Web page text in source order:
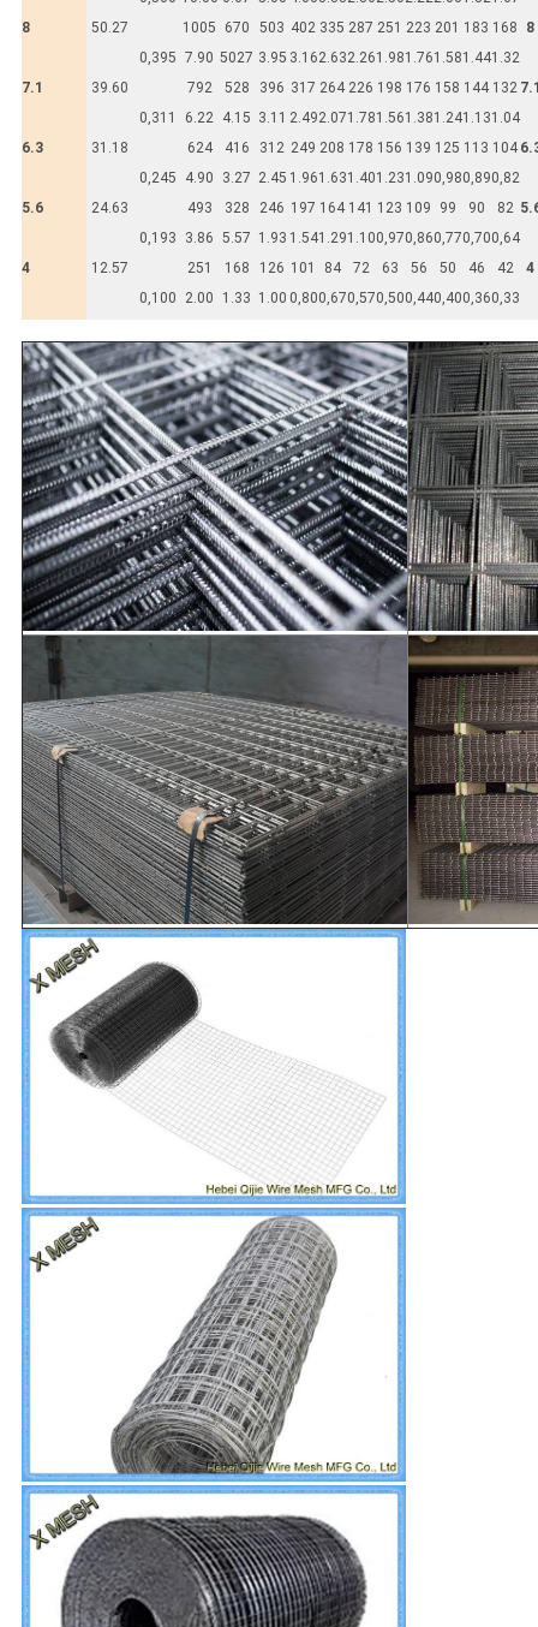
8
50.27 1005 670 503 402 335 287 251 223 201 183 168
8
0,395
7.90 5027 3.95 3.162.632.261.981.761.581.441.32
7.1
39.60 792 528 396 317 264 226 198 176 158 144 132
0,311
6.22 4.15 3.11 2.492.071.781.561.381.241.131.04
6.3
31.18 624 416 312 249 208 178 156 139 125 113 104
0,245
4.90 3.27 2.45 1.961.631.401.231.090,980,890,82
5.6
24.63 493 328 246 197 164 141 123 109 99 90 82
0,193
3.86 5.57 1.93 1.541.291.100,970,860,770,700,64
4
12.57 251 168 126 101 84 72 63 56 50 46 42
4
0,100
2.00 1.33 1.00 0,800,670,570,500,440,400,360,33